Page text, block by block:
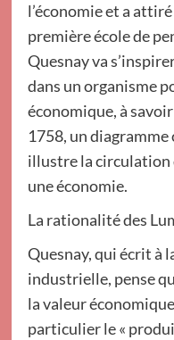
l’économie et a
première école de
Quesnay va
dans un organisme
économique, à
1758, un diagramme
illustre la circulation
une économie.
La rationalité des
Quesnay, qui écrit à
industrielle, pense
la valeur
particulier le «